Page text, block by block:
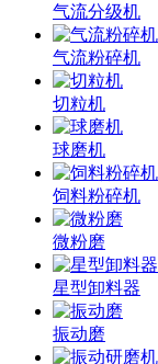
气流分级机
气流粉碎机
切粒机
球磨机
饲料粉碎机
微粉磨
星型卸料器
振动磨